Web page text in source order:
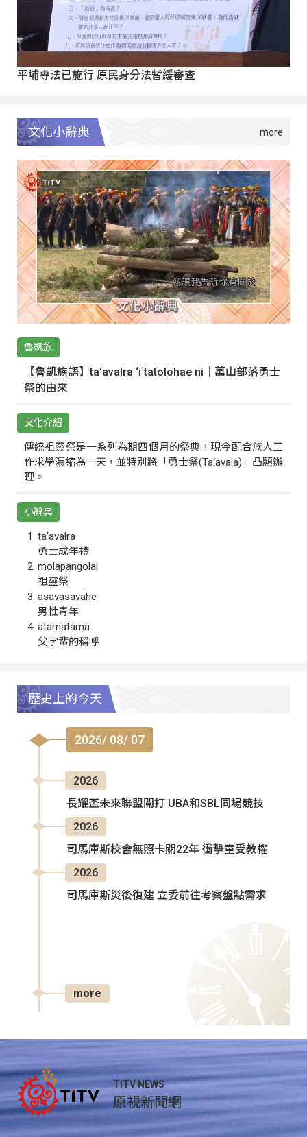
平埔專法已施行 原民身分法暫緩審查
文化小辭典
魯凱族
【魯凱族語】ta‘avalra ‘i tatolohae ni｜萬山部落勇士
祭的由來
文化介紹
傳統祖靈祭是一系列為期四個月的祭典，現今配合族人工
作求學濃縮為一天，並特別將「勇士祭(Ta‘avala)」凸顯辦
理。
小辭典
ta‘avalra
勇士成年禮
molapangolai
祖靈祭
asavasavahe
男性青年
atamatama
父字輩的稱呼
歷史上的今天
2026/ 08/ 07
2026
長耀盃未來聯盟開打 UBA和SBL同場競技
2026
司馬庫斯校舍無照卡關22年 衝擊童受教權
2026
司馬庫斯災後復建 立委前往考察盤點需求
more
TITV NEWS
原視新聞網